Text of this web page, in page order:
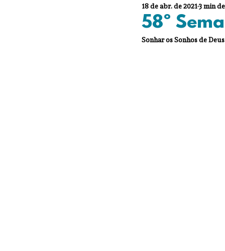
Ano PAstoral
58º
18 de abr. de 20213 min
Sonhar os Sonhos de